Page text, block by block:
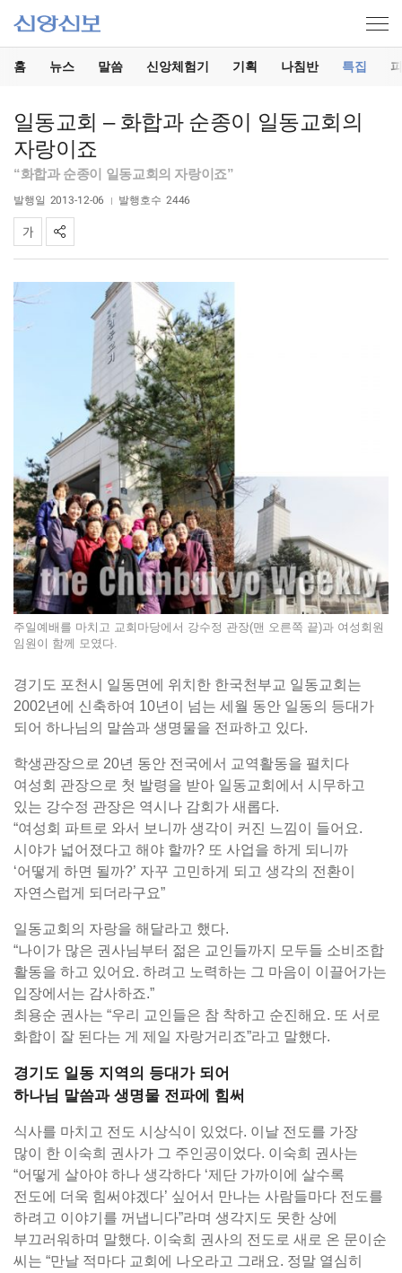
홈 뉴스 말씀 신앙체험기 기획 나침반 특집
일동교회 – 화합과 순종이 일동교회의
자랑이죠
“화합과 순종이 일동교회의 자랑이죠”
발행일 2013-12-06 발행호수 2446
주일예배를 마치고 교회마당에서 강수정 관장(맨 오른쪽 끝)과 여성회원
임원이 함께 모였다.
경기도 포천시 일동면에 위치한 한국천부교 일동교회는
2002년에 신축하여 10년이 넘는 세월 동안 일동의 등대가
되어 하나님의 말씀과 생명물을 전파하고 있다.
학생관장으로 20년 동안 전국에서 교역활동을 펼치다
여성회 관장으로 첫 발령을 받아 일동교회에서 시무하고
있는 강수정 관장은 역시나 감회가 새롭다.
“여성회 파트로 와서 보니까 생각이 커진 느낌이 들어요.
시야가 넓어졌다고 해야 할까? 또 사업을 하게 되니까
‘어떻게 하면 될까?’ 자꾸 고민하게 되고 생각의 전환이
자연스럽게 되더라구요”
일동교회의 자랑을 해달라고 했다.
“나이가 많은 권사님부터 젊은 교인들까지 모두들 소비조합
활동을 하고 있어요. 하려고 노력하는 그 마음이 이끌어가는
입장에서는 감사하죠.”
최용순 권사는 “우리 교인들은 참 착하고 순진해요. 또 서로
화합이 잘 된다는 게 제일 자랑거리죠”라고 말했다.
경기도 일동 지역의 등대가 되어
하나님 말씀과 생명물 전파에 힘써
식사를 마치고 전도 시상식이 있었다. 이날 전도를 가장
많이 한 이숙희 권사가 그 주인공이었다. 이숙희 권사는
“어떻게 살아야 하나 생각하다 ‘제단 가까이에 살수록
전도에 더욱 힘써야겠다’ 싶어서 만나는 사람들마다 전도를
하려고 이야기를 꺼냅니다”라며 생각지도 못한 상에
부끄러워하며 말했다. 이숙희 권사의 전도로 새로 온 문이순
씨는 “만날 적마다 교회에 나오라고 그래요. 정말 열심히